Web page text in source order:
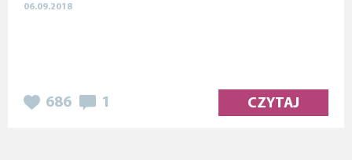
06.09.2018
686 1 CZYTAJ